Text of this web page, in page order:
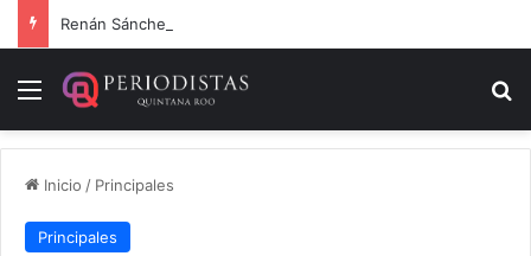
Menú
Inicio / Principales
Principales